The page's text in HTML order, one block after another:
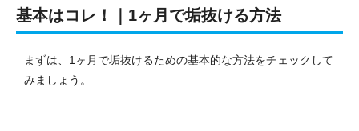
基本はコレ！｜1ヶ月で垢抜ける方法
まずは、1ヶ月で垢抜けるための基本的な方法をチェックして
みましょう。